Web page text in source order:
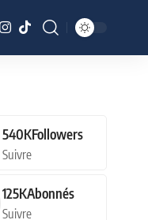
540KFollowers
Suivre
125KAbonnés
Suivre